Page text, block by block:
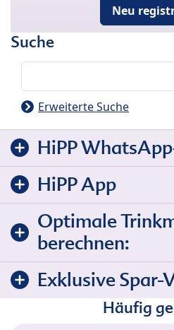
Neu
Suche
Erweiterte Suche
HiPP
HiPP App
Optimale
berechnen:
Exklusive Spar-
Häufig